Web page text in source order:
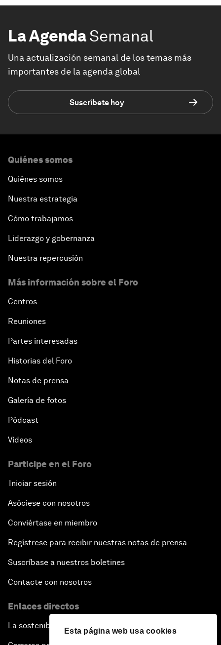
Esta página web usa cookies
La AgendaSemanal
Una actualización semanal de los temas más
importantes de la agenda global
Suscríbete hoy
Quiénes somos
Quiénes somos
Nuestra estrategia
Cómo trabajamos
Liderazgo y gobernanza
Nuestra repercusión
Más información sobre el Foro
Centros
Reuniones
Partes interesadas
Historias del Foro
Notas de prensa
Galería de fotos
Pódcast
Vídeos
Participe en el Foro
Iniciar sesión
Asóciese con nosotros
Conviértase en miembro
Regístrese para recibir nuestras notas de prensa
Suscríbase a nuestros boletines
Contacte con nosotros
Enlaces directos
La sostenibilidad en el Foro